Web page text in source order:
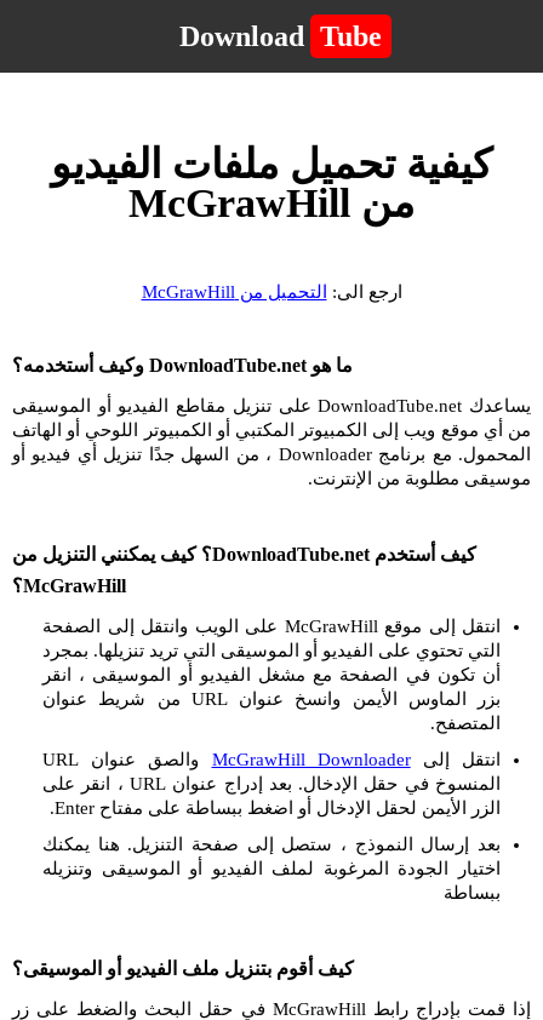
Download Tube
كيفية تحميل ملفات الفيديو
من McGrawHill
ارجع الى: التحميل من McGrawHill
ما هو DownloadTube.net وكيف أستخدمه؟
يساعدك DownloadTube.net على تنزيل مقاطع الفيديو أو الموسيقى
من أي موقع ويب إلى الكمبيوتر المكتبي أو الكمبيوتر اللوحي أو الهاتف
المحمول. مع برنامج Downloader ، من السهل جدًا تنزيل أي فيديو أو
موسيقى مطلوبة من الإنترنت.
كيف أستخدم DownloadTube.net؟ كيف يمكنني التنزيل من
McGrawHill؟
انتقل إلى موقع McGrawHill على الويب وانتقل إلى الصفحة
التي تحتوي على الفيديو أو الموسيقى التي تريد تنزيلها. بمجرد
أن تكون في الصفحة مع مشغل الفيديو أو الموسيقى ، انقر
بزر الماوس الأيمن وانسخ عنوان URL من شريط عنوان
المتصفح.
انتقل إلىMcGrawHill Downloader
والصق عنوان URL
المنسوخ في حقل الإدخال. بعد إدراج عنوان URL ، انقر على
الزر الأيمن لحقل الإدخال أو اضغط ببساطة على مفتاح Enter.
بعد إرسال النموذج ، ستصل إلى صفحة التنزيل. هنا يمكنك
اختيار الجودة المرغوبة لملف الفيديو أو الموسيقى وتنزيله
ببساطة
كيف أقوم بتنزيل ملف الفيديو أو الموسيقى؟
إذا قمت بإدراج رابط McGrawHill في حقل البحث والضغط على زر